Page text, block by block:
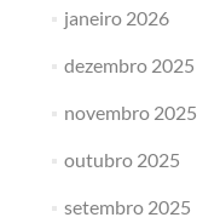
janeiro 2026
dezembro 2025
novembro 2025
outubro 2025
setembro 2025